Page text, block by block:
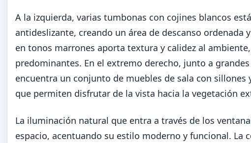
A la izquierda, varias tumbonas con cojines blancos
antideslizante, creando un área de descanso
en tonos marrones aporta textura y calidez al
predominantes. En el extremo derecho, junto a
encuentra un conjunto de muebles de sala con
que permiten disfrutar de la vista hacia la vegetación
La iluminación natural que entra a través de los
espacio, acentuando su estilo moderno y funcional. La